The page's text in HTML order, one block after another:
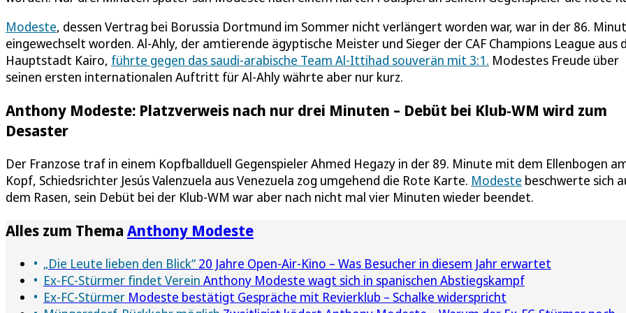
Modeste, dessen Vertrag bei Borussia Dortmund im Sommer nicht verlängert worden war, war in der 86.
eingewechselt worden. Al-Ahly, der amtierende ägyptische Meister und Sieger der CAF Champions League aus
Hauptstadt Kairo, führte gegen das saudi-arabische Team Al-Ittihad souverän mit 3:1. Modestes Freude über
seinen ersten internationalen Auftritt für Al-Ahly währte aber nur kurz.
Anthony Modeste: Platzverweis nach nur drei Minuten – Debüt bei Klub-WM wird zum
Desaster
Der Franzose traf in einem Kopfballduell Gegenspieler Ahmed Hegazy in der 89. Minute mit dem Ellenbogen
Kopf, Schiedsrichter Jesús Valenzuela aus Venezuela zog umgehend die Rote Karte. Modeste beschwerte sich
dem Rasen, sein Debüt bei der Klub-WM war aber nach nicht mal vier Minuten wieder beendet.
Alles zum Thema Anthony Modeste
„Die Leute lieben den Blick“ 20 Jahre Open-Air-Kino – Was Besucher in diesem Jahr erwartet
Ex-FC-Stürmer findet Verein Anthony Modeste wagt sich in spanischen Abstiegskampf
Ex-FC-Stürmer Modeste bestätigt Gespräche mit Revierklub – Schalke widerspricht